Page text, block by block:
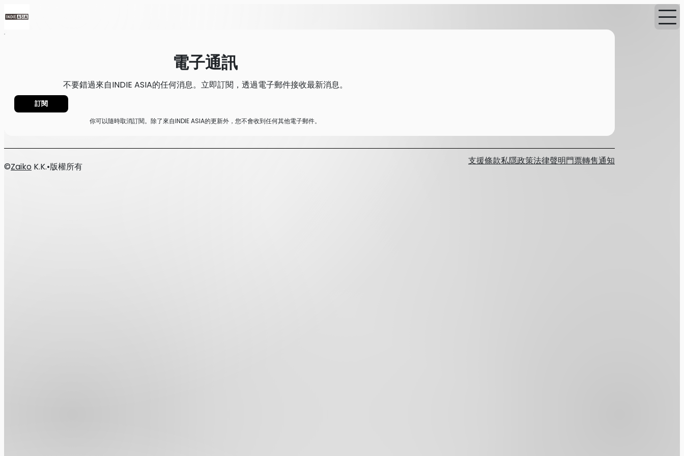
首頁
電子通訊
不要錯過來自INDIE ASIA的任何消息。立即訂閱，透過電子郵件接收最新消息。
訂閱
你可以隨時取消訂閱。除了來自INDIE ASIA的更新外，您不會收到任何其他電子郵件。
支援條款私隱政策法律聲明門票轉售通知
©Zaiko K.K.•版權所有